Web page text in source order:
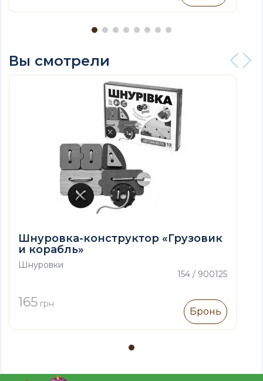
Вы смотрели
Шнуровка-конструктор «Грузовик
и корабль»
Шнуровки
154 / 900125
165 грн
Бронь